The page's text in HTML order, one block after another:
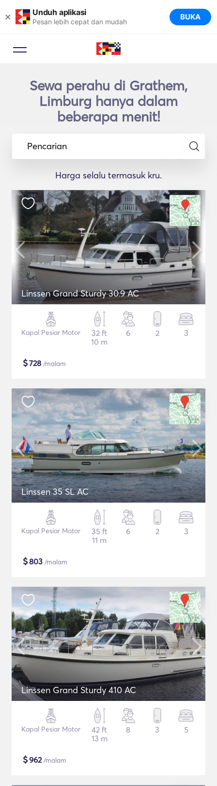
× Unduh aplikasi
Pesan lebih cepat dan mudah BUKA
Sewa perahu di Grathem,
Limburg hanya dalam
beberapa menit!
Pencarian
Harga selalu termasuk kru.
Linssen Grand Sturdy 30.9 AC
Kapal Pesiar Motor
32 ft
10 m
6 2 3
$728 /malam
Linssen 35 SL AC
Kapal Pesiar Motor
35 ft
11 m
6 2 3
$803 /malam
Linssen Grand Sturdy 410 AC
Kapal Pesiar Motor
42 ft
13 m
8 3 5
$962/malam